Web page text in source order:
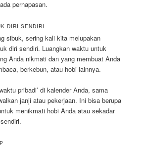
pernapasan.
DIRI SENDIRI
sibuk, sering kali kita melupakan
diri sendiri. Luangkan waktu untuk
Anda nikmati dan yang membuat Anda
berkebun, atau hobi lainnya.
pribadi’ di kalender Anda, sama
janji atau pekerjaan. Ini bisa berupa
menikmati hobi Anda atau sekadar